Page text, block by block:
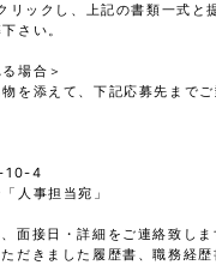
リックし、上記の書類一式と
さい。
場合＞
を添えて、下記応募先までご
10-4
人事担当宛」
面接日・詳細をご連絡致しま
だきました履歴書、職務経歴